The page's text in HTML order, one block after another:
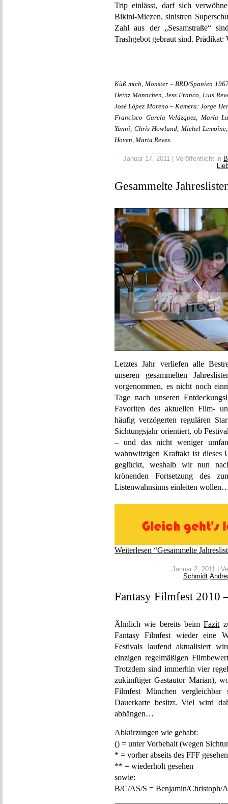
Trip einlässt, darf sich
Bikini-Miezen, sinistren
Zahl aus der „Sesamstraße“
Trashgebot gebraut sind.
Küß mich, Monster – BRD/Spanien
Heinz Mannchen, Jess Franco, Luis
José López Moreno – Kamera: Jorge
Francisco García Velázquez, María
Yanni, Chris Howland, Michel
Hoven, Marta Reves.
Januar 17, 2011 | Veröffentlicht in
Gesammelte
Letztes Jahr verliefen alle
unseren gesammelten
vorgenommen, es nicht noch
Tage nach unseren
Favoriten des aktuellen Film-
häufig verzögerten regulären
Sichtungsjahr orientiert, ob
– und das nicht weniger
wahnwitzigen Kraftakt ist dieses
geglückt, weshalb wir nun
krönenden Fortsetzung des
Listenwahnsinns einleiten
Weiterlesen “Gesammelte
Januar 2, 2011 |
Schmidt,
Fantasy Filmfest 2010
Ähnlich wie bereits beimFazit
Fantasy Filmfest wieder eine
Festivals laufend aktualisiert
einzigen regelmäßigen
Trotzdem sind immerhin vier
zukünftiger Gastautor Marian),
Filmfest München
Dauerkarte besitzt. Viel wird
abhängen…
Abkürzungen wie gehabt:
() = unter Vorbehalt (wegen
* = vorher abseits des FFF gesehen
** = wiederholt gesehen
sowie:
B/C/AS/S = Benjamin/Christoph/